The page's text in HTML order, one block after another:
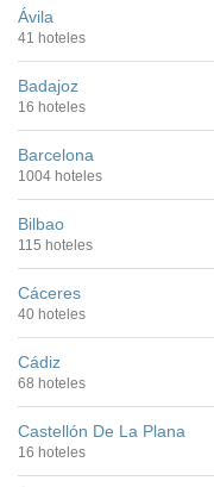
Ávila
41 hoteles
Badajoz
16 hoteles
Barcelona
1004 hoteles
Bilbao
115 hoteles
Cáceres
40 hoteles
Cádiz
68 hoteles
Castellón De La Plana
16 hoteles